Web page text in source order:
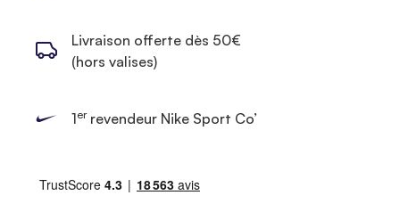
Livraison offerte dès 50€
(hors valises)
1errevendeur Nike Sport Co’